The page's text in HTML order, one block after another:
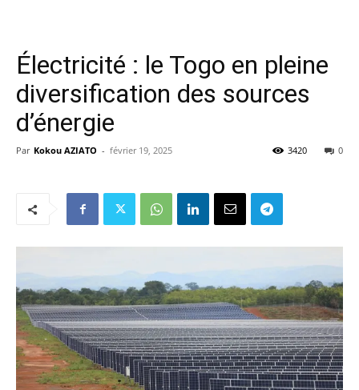
Électricité : le Togo en pleine
diversification des sources
d’énergie
Par Kokou AZIATO - février 19, 2025 0
3420